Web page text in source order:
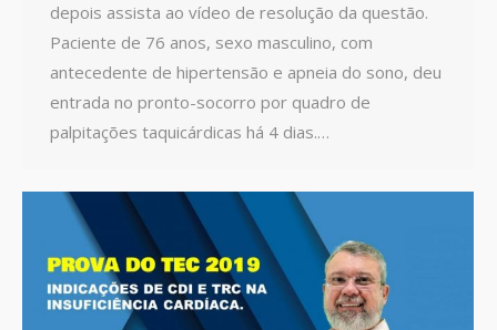
depois assista ao vídeo de resolução da questão.
Paciente de 76 anos, sexo masculino, com
antecedente de hipertensão e apneia do sono, deu
entrada no pronto-socorro por quadro de
palpitações taquicárdicas há 4 dias.…